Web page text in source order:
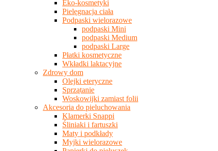
Eko-kosmetyki
Pielęgnacja ciała
Podpaski wielorazowe
podpaski Mini
podpaski Medium
podpaski Large
Płatki kosmetyczne
Wkładki laktacyjne
Zdrowy dom
Olejki eteryczne
Sprzątanie
Woskowijki zamiast folii
Akcesoria do pieluchowania
Klamerki Snappi
Śliniaki i fartuszki
Maty i podkłady
Myjki wielorazowe